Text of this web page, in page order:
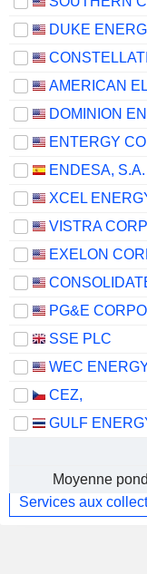
DOMINION
ENTERGY
ENDESA, S.A.
XCEL
VISTRA
EXELON
PG&E
SSE PLC
CEZ,
Moyenne
Services aux